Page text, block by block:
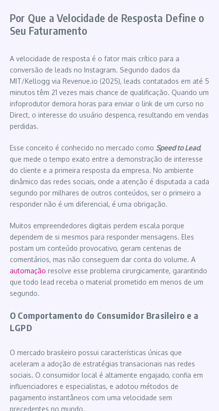
Por Que a Velocidade de Resposta Define o
Seu Faturamento
A velocidade de resposta é o fator mais crítico para a
conversão de leads no Instagram. Segundo dados da
MIT/Kellogg via Revenue.io (2025), leads contatados em até 5
minutos têm 21 vezes mais chance de qualificação. Quando um
infoprodutor demora horas para enviar o link de um curso no
Direct, o interesse do usuário despenca, resultando em vendas
perdidas.
Esse conceito é conhecido no mercado como Speed to Lead,
que mede o tempo exato entre a demonstração de interesse
do cliente e a primeira resposta da empresa. No ambiente
dinâmico das redes sociais, onde a atenção é disputada a cada
segundo por milhares de outros conteúdos, ser o primeiro a
responder não é um diferencial, é uma obrigação.
Muitos empreendedores digitais perdem escala porque
dependem de si mesmos para responder mensagens. Eles
postam um conteúdo provocativo, geram centenas de
comentários, mas não conseguem dar conta do volume. A
automação resolve esse problema cirurgicamente, garantindo
que todo lead receba o material prometido em menos de um
segundo.
O Comportamento do Consumidor Brasileiro e a
LGPD
O mercado brasileiro possui características únicas que
aceleram a adoção de estratégias transacionais nas redes
sociais. O consumidor local é altamente engajado, confia em
influenciadores e especialistas, e adotou métodos de
pagamento instantâneos com uma velocidade sem
precedentes no mundo.